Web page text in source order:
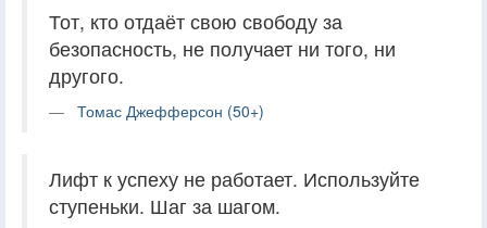
Тот, кто отдаёт свою свободу за
безопасность, не получает ни того, ни
другого.
Томас Джефферсон (50+)
Лифт к успеху не работает. Используйте
ступеньки. Шаг за шагом.